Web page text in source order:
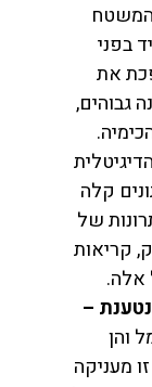
המשטח
בפני
את
גבוהים,
קלה
של
קריאות
–
והן
מעניקה